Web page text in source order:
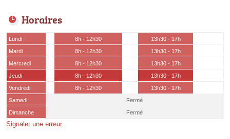
Horaires
Lundi 8h - 12h30
13h30 - 17h
Mardi
8h - 12h30
13h30 - 17h
Mercredi
8h - 12h30
13h30 - 17h
Jeudi
8h - 12h30
13h30 - 17h
Vendredi
8h - 12h30
13h30 - 17h
Samedi
Fermé
Dimanche
Fermé
Signaler une erreur